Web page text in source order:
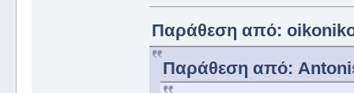
Παράθεση από:
Παράθεση από: